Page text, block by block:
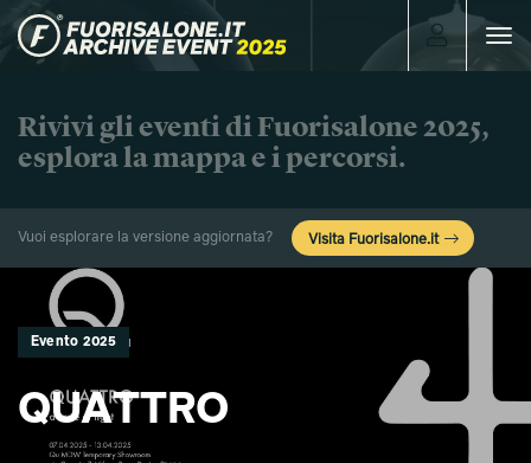
Toggle
Rivivi gli eventi di Fuorisalone 2025,
esplora la mappa e i percorsi.
Vuoi esplorare la versione aggiornata? Visita Fuorisalone.it
Evento 2025
QUATTRO